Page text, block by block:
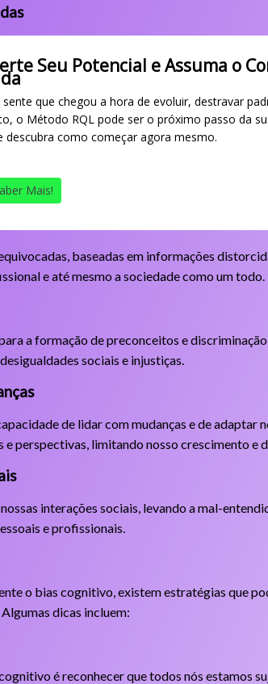
Seu Potencial e Assuma o
sente que chegou a hora de evoluir, destravar
o Método RQL pode ser o próximo passo da
descubra como começar agora mesmo.
Mais!
baseadas em informações
e até mesmo a sociedade como um todo.
a formação de preconceitos e
sociais e injustiças.
de lidar com mudanças e de adaptar
e perspectivas, limitando nosso crescimento e
interações sociais, levando a mal-
e profissionais.
o bias cognitivo, existem estratégias que
dicas incluem:
é reconhecer que todos nós estamos